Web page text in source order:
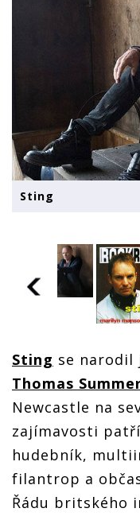
Sting
Sting se narodil
Thomas
Newcastle na
zajímavosti
hudebník,
filantrop a
Řádu britského